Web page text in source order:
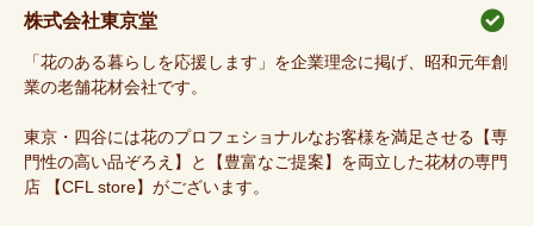
株式会社東京堂
「花のある暮らしを応援します」を企業理念に掲げ、昭和元年創
業の老舗花材会社です。
東京・四谷には花のプロフェショナルなお客様を満足させる【専
門性の高い品ぞろえ】と【豊富なご提案】を両立した花材の専門
店 【CFL store】がございます。